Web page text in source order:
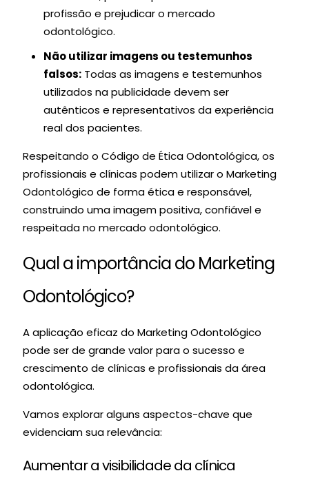
profissão e prejudicar o mercado
odontológico.
Não utilizar imagens ou testemunhos
falsos: Todas as imagens e testemunhos
utilizados na publicidade devem ser
autênticos e representativos da experiência
real dos pacientes.
Respeitando o Código de Ética Odontológica, os
profissionais e clínicas podem utilizar o Marketing
Odontológico de forma ética e responsável,
construindo uma imagem positiva, confiável e
respeitada no mercado odontológico.
Qual a importância do Marketing
Odontológico?
A aplicação eficaz do Marketing Odontológico
pode ser de grande valor para o sucesso e
crescimento de clínicas e profissionais da área
odontológica.
Vamos explorar alguns aspectos-chave que
evidenciam sua relevância:
Aumentar a visibilidade da clínica